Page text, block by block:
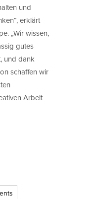
und
erklärt
„Wir wissen,
gutes
und dank
schaffen wir
Arbeit